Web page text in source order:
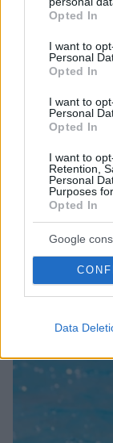
grant or deny
use your data
consent section.
Opted In
I want to
Personal
Opted In
I want to
Personal
Opted In
I want to
Retention,
Personal
Purposes
Opted In
Google
Data
του Ορμούζ:
Τα φυτά που
πριν μία ώρα
Ποιοι είναι οι
πριν μία ώρα
ΔΕΙΤΕ ΟΛΕΣ
ΤΑ ΠΙΟ